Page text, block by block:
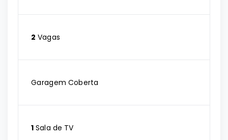
2 Vagas
Garagem Coberta
1 Sala de TV